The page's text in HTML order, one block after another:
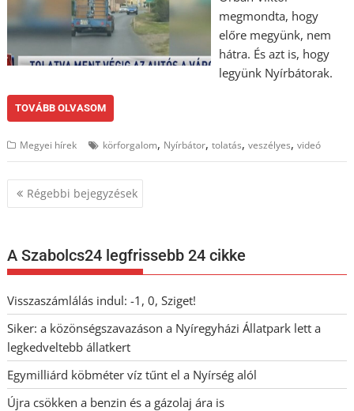
megmondta, hogy
előre megyünk, nem
hátra. És azt is, hogy
legyünk Nyírbátorak.
TOVÁBB OLVASOM
Megyei hírek körforgalom, Nyírbátor,tolatás,veszélyes,videó
Bejegyzés
navigáció
Régebbi bejegyzések
A Szabolcs24 legfrissebb 24 cikke
Visszaszámlálás indul: -1, 0, Sziget!
Siker: a közönségszavazáson a Nyíregyházi Állatpark lett a
legkedveltebb állatkert
Egymilliárd köbméter víz tűnt el a Nyírség alól
Újra csökken a benzin és a gázolaj ára is